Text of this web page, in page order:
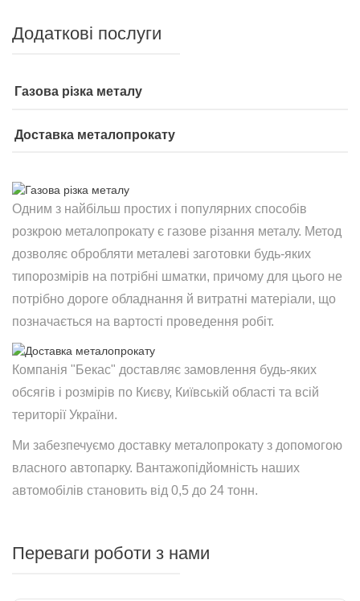
Додаткові послуги
Газова різка металу
Доставка металопрокату
Одним з найбільш простих і популярних способів
розкрою металопрокату є газове різання металу. Метод
дозволяє обробляти металеві заготовки будь-яких
типорозмірів на потрібні шматки, причому для цього не
потрібно дороге обладнання й витратні матеріали, що
позначається на вартості проведення робіт.
Компанія "Бекас" доставляє замовлення будь-яких
обсягів і розмірів по Києву, Київській області та всій
території України.
Ми забезпечуємо доставку металопрокату з допомогою
власного автопарку. Вантажопідйомність наших
автомобілів становить від 0,5 до 24 тонн.
Переваги роботи з нами